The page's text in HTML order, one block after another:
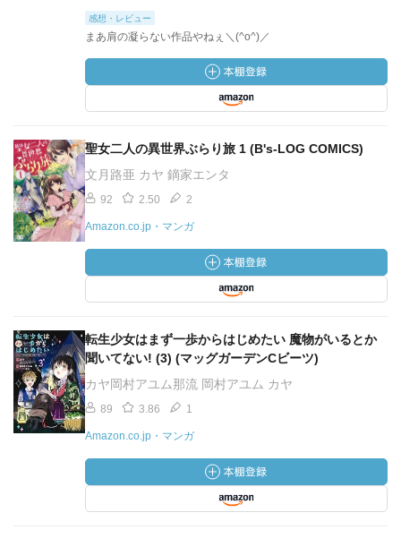
感想・レビュー
まあ肩の凝らない作品やねぇ＼(^o^)／
聖女二人の異世界ぶらり旅 1 (B's-LOG COMICS)
文月路亜 カヤ 鏑家エンタ
92 2.50 2
Amazon.co.jp・マンガ
転生少女はまず一歩からはじめたい 魔物がいるとか
聞いてない! (3) (マッグガーデンCビーツ)
カヤ岡村アユム那流 岡村アユム カヤ
89 3.86 1
Amazon.co.jp・マンガ